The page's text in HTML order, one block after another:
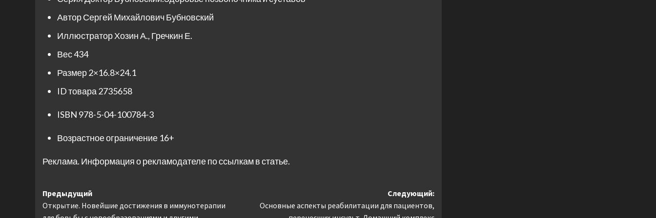
АвторСергей Михайлович Бубновский
ИллюстраторХозин А., Гречкин Е.
Вес434
Размер2×16.8×24.1
ID товара 2735658
ISBN 978-5-04-100784-3
Возрастное ограничение 16+
Реклама. Информация о рекламодателе по ссылкам в статье.
Навигация
записи
Предыдущий
Открытие. Новейшие достижения в иммунотерапии
Следующий:
Основные аспекты реабилитации для пациентов,